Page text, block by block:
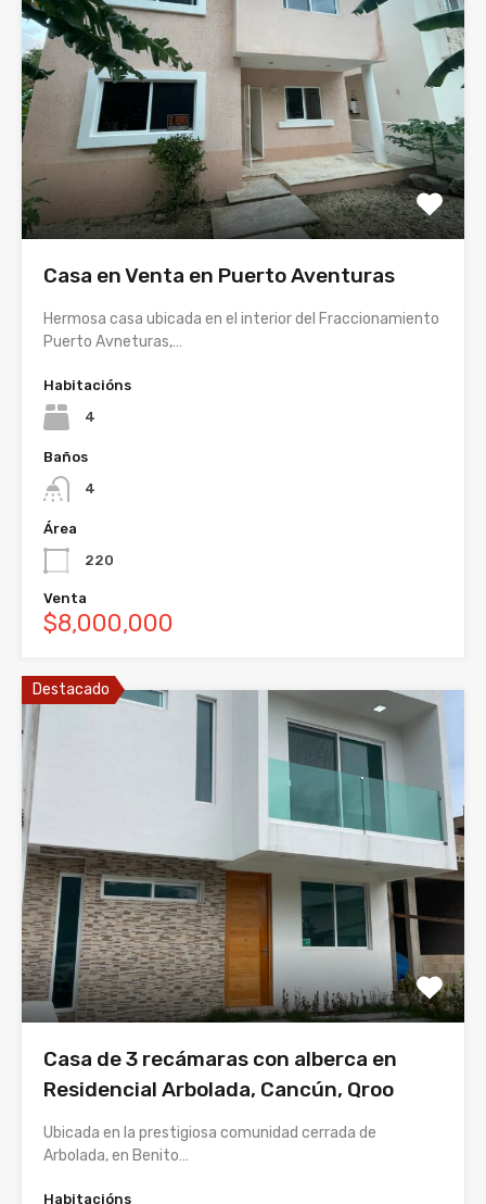
Casa en Venta en Puerto Aventuras
Hermosa casa ubicada en el interior del Fraccionamiento
Puerto Avneturas,…
Habitacións
4
Baños
4
Área
220
Venta
$8,000,000
Destacado
Casa de 3 recámaras con alberca en
Residencial Arbolada, Cancún, Qroo
Ubicada en la prestigiosa comunidad cerrada de
Arbolada, en Benito…
Habitacións